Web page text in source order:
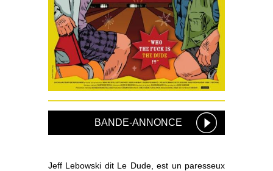
BANDE-ANNONCE
Jeff Lebowski dit Le Dude, est un paresseux